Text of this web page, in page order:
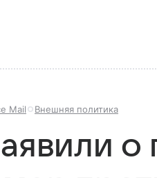
Mail Внешняя политика
о